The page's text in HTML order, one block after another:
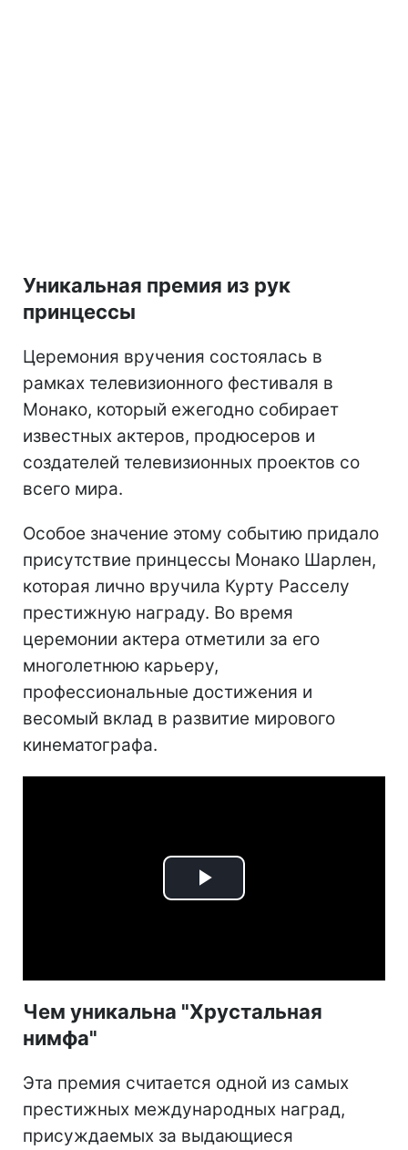
Уникальная премия из рук
принцессы
Церемония вручения состоялась в
рамках телевизионного фестиваля в
Монако, который ежегодно собирает
известных актеров, продюсеров и
создателей телевизионных проектов со
всего мира.
Особое значение этому событию придало
присутствие принцессы Монако Шарлен,
которая лично вручила Курту Расселу
престижную награду. Во время
церемонии актера отметили за его
многолетнюю карьеру,
профессиональные достижения и
весомый вклад в развитие мирового
кинематографа.
Play
Чем уникальна "Хрустальная
нимфа"
Эта премия считается одной из самых
престижных международных наград,
присуждаемых за выдающиеся